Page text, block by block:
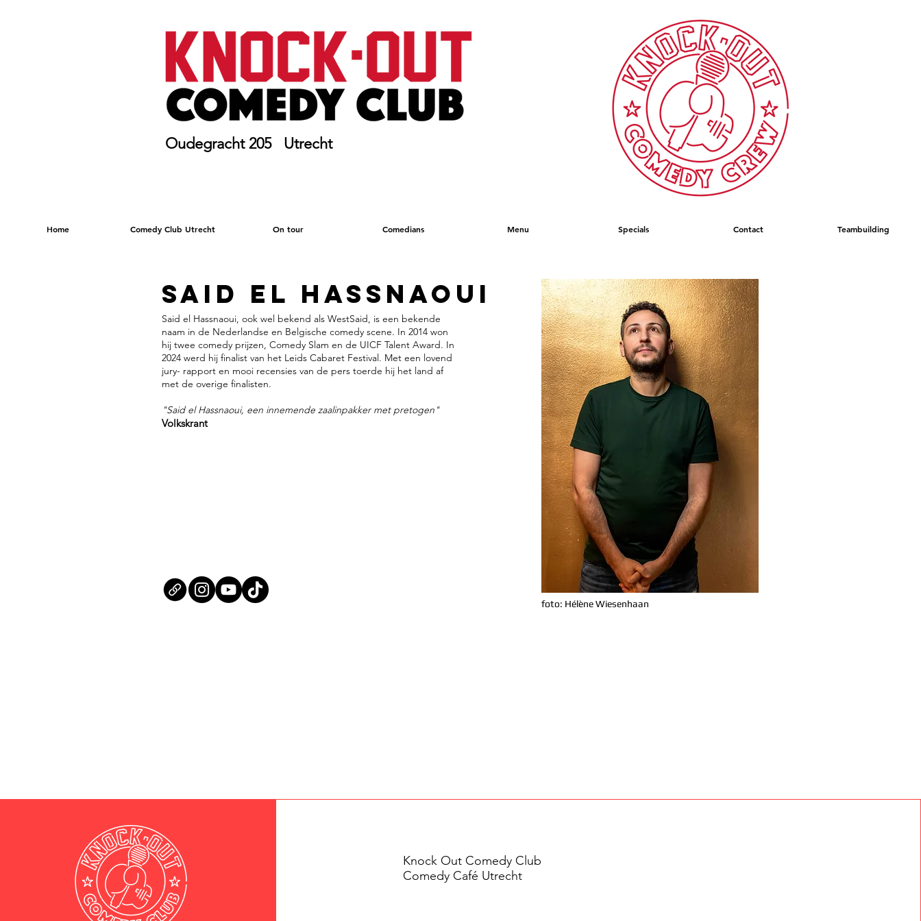
Oudegracht 205 Utrecht
Home Comedy Club Utrecht On tour Comedians Menu Specials Contact Teambuilding
SAID EL HASSNAOUI
Said el Hassnaoui, ook wel bekend als WestSaid, is een bekende
naam in de Nederlandse en Belgische comedy scene. In 2014 won
hij twee comedy prijzen, Comedy Slam en de UICF Talent Award. In
2024 werd hij finalist van het Leids Cabaret Festival. Met een lovend
jury- rapport en mooi recensies van de pers toerde hij het land af
met de overige finalisten.
"Said el Hassnaoui, een innemende zaalinpakker met pretogen"
Volkskrant
foto: Hélène Wiesenhaan
Knock Out Comedy Club
Comedy Café Utrecht